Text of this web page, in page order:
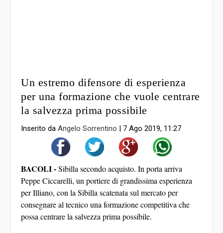
Un estremo difensore di esperienza
per una formazione che vuole centrare
la salvezza prima possibile
Inserito daAngelo Sorrentino 7 Ago 2019, 11:27
BACOLI -Sibilla secondo acquisto. In porta arriva
Peppe Ciccarelli, un portiere di grandissima esperienza
per Illiano, con la Sibilla scatenata sul mercato per
consegnare al tecnico una formazione competitiva che
possa centrare la salvezza prima possibile.